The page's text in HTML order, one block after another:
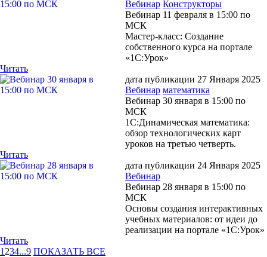
Вебинар Конструкторы
Вебинар 11 февраля в 15:00 по
МСК
Мастер-класс: Создание
собственного курса на портале
«1С:Урок»
Читать
дата публикации 27 Января 2025
Вебинар математика
Вебинар 30 января в 15:00 по
МСК
1С:Динамическая математика:
обзор технологических карт
уроков на третью четверть.
Читать
дата публикации 24 Января 2025
Вебинар
Вебинар 28 января в 15:00 по
МСК
Основы создания интерактивных
учебных материалов: от идеи до
реализации на портале «1С:Урок»
Читать
1 234...9 ПОКАЗАТЬ ВСЕ